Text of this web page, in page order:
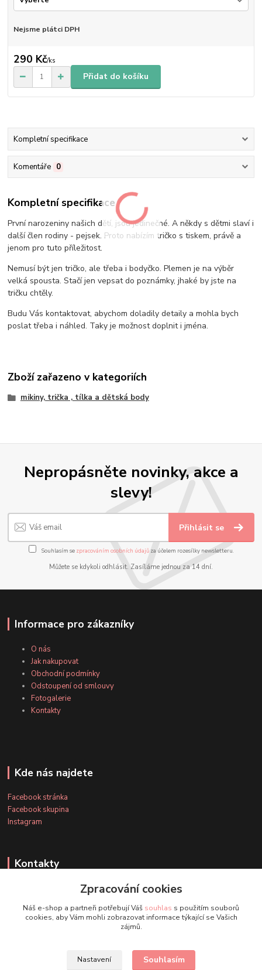
Nejsme plátci DPH
290 Kč/ks
Přidat do košíku
Kompletní specifikace
Komentáře 0
Kompletní specifikace
První narozeniny našich dětí, jsou jedinečné. A někdy s dětmi slaví i
další člen rodiny - pejsek. Proto nabízím tričko s tiskem, právě a
jenom pro tuto příležitost.
Nemusí být jen tričko, ale třeba i bodyčko. Plemen je na výběr
velká spousta. Stačí jen vepsat do poznámky, jhaké by jste na
tričku chtěly.
Budu Vás kontaktovat, abychom doladily detaily a mohla bych
poslat třeba i náhled. Taky je možnost doplnit i jména.
Zboží zařazeno v kategoriích
mikiny, trička , tílka a dětská body
Nepropásněte novinky, akce a
slevy!
Přihlásit se
Souhlasím se zpracováním osobních údajůza účelem rozesílky newsletteru.
Můžete se kdykoli odhlásit. Zasíláme jednou za 14 dní.
Informace pro zákazníky
O nás
Jak nakupovat
Obchodní podmínky
Odstoupení od smlouvy
Fotogalerie
Kontakty
Kde nás najdete
Facebook stránka
Facebook skupina
Instagram
Kontakty
+420 607 163 127
(Po-Pá, 8-20 hod., So-Ne, 8-14 hod.)
Zpracování cookies
Náš e-shop a partneři potřebují Váš souhlas s použitím souborů
cookies, aby Vám mohli zobrazovat informace týkající se Vašich
zájmů.
Nastavení Souhlasím